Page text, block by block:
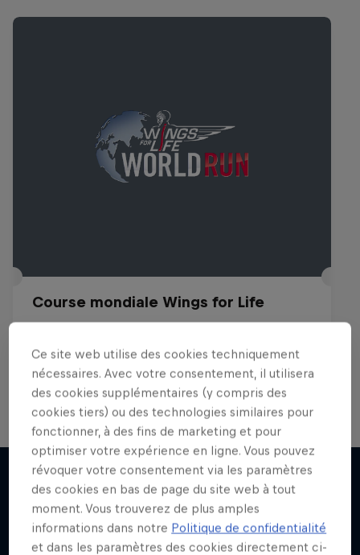
Course mondiale Wings for Life
RUNNING
Voir le replay
J'EN VEUX ENCORE !
Ce site web utilise des cookies techniquement
nécessaires. Avec votre consentement, il utilisera
des cookies supplémentaires (y compris des
cookies tiers) ou des technologies similaires pour
fonctionner, à des fins de marketing et pour
optimiser votre expérience en ligne. Vous pouvez
révoquer votre consentement via les paramètres
des cookies en bas de page du site web à tout
moment. Vous trouverez de plus amples
informations dans notre Politique de confidentialité
et dans les paramètres des cookies directement ci-